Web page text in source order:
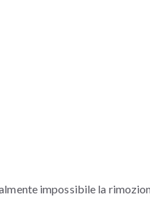
impossibile la